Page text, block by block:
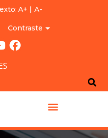
A+ | A-
Contraste